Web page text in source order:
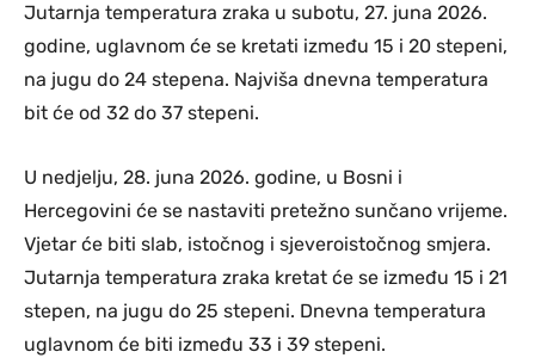
Jutarnja temperatura zraka u subotu, 27. juna 2026.
godine, uglavnom će se kretati između 15 i 20 stepeni,
na jugu do 24 stepena. Najviša dnevna temperatura
bit će od 32 do 37 stepeni.
U nedjelju, 28. juna 2026. godine, u Bosni i
Hercegovini će se nastaviti pretežno sunčano vrijeme.
Vjetar će biti slab, istočnog i sjeveroistočnog smjera.
Jutarnja temperatura zraka kretat će se između 15 i 21
stepen, na jugu do 25 stepeni. Dnevna temperatura
uglavnom će biti između 33 i 39 stepeni.